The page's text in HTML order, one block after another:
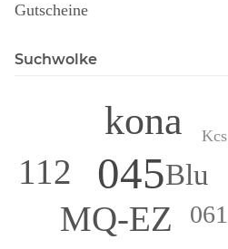
Gutscheine
Suchwolke
045
kona
MQ-EZ
112 Blu
061
Kcs